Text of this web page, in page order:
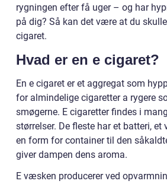
rygningen efter få uger – og har
på dig? Så kan det være at du
cigaret.
Hvad er en e cigaret?
En e cigaret er et aggregat som
for almindelige cigaretter a rygere
smøgerne. E cigaretter findes i
størrelser. De fleste har et batteri, et
en form for container til den
giver dampen dens aroma.
E væsken producerer ved